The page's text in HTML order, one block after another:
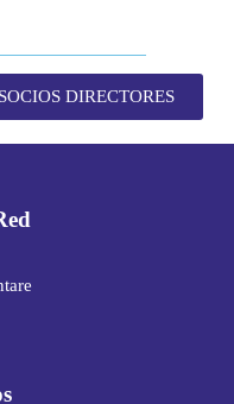
DIRECTORES